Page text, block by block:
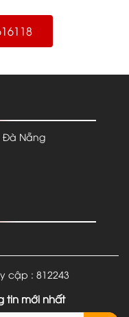
Đà Nẵng
cập : 812243
tin mới nhất